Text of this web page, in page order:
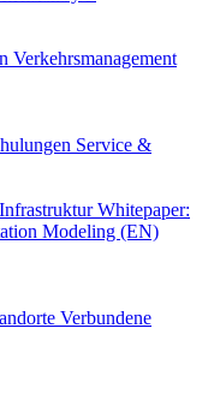
Verkehrsmanagement
Service &
Whitepaper:
Modeling (EN)
Verbundene